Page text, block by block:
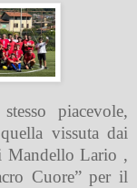
piacevole,
vissuta dai
Mandello Lario ,
Cuore” per il